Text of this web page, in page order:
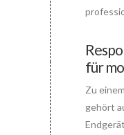
für
Zu
gehört